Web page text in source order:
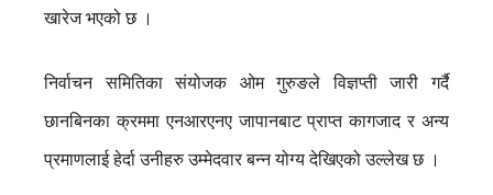
खारेज भएको छ ।
निर्वाचन समितिका संयोजक ओम गुरुङले विज्ञप्ती जारी गर्दै
छानबिनका क्रममा एनआरएनए जापानबाट प्राप्त कागजाद र अन्य
प्रमाणलाई हेर्दा उनीहरु उम्मेदवार बन्न योग्य देखिएको उल्लेख छ ।